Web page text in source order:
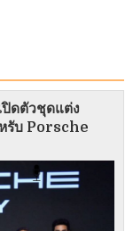
ปิดตัวชุดแต่ง
รับ Porsche